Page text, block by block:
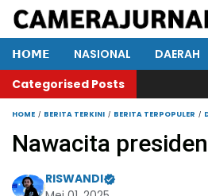
𝗛𝗢𝗠𝗘 NASIONAL DAERAH
Categorised Posts
HOME BERITA TERKINI BERITA TERPOPULER
Nawacita
RISWANDI